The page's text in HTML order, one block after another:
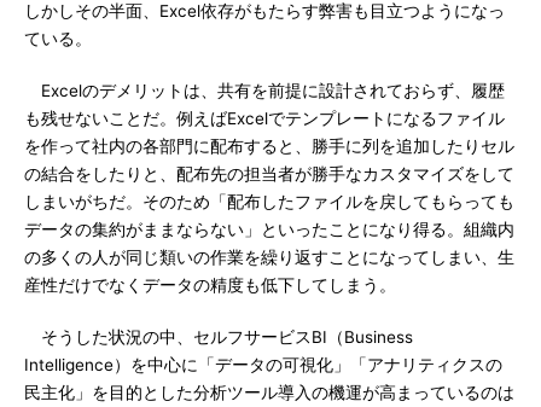
しかしその半面、Excel依存がもたらす弊害も目立つようになっ
ている。
Excelのデメリットは、共有を前提に設計されておらず、履歴
も残せないことだ。例えばExcelでテンプレートになるファイル
を作って社内の各部門に配布すると、勝手に列を追加したりセル
の結合をしたりと、配布先の担当者が勝手なカスタマイズをして
しまいがちだ。そのため「配布したファイルを戻してもらっても
データの集約がままならない」といったことになり得る。組織内
の多くの人が同じ類いの作業を繰り返すことになってしまい、生
産性だけでなくデータの精度も低下してしまう。
そうした状況の中、セルフサービスBI（Business
Intelligence）を中心に「データの可視化」「アナリティクスの
民主化」を目的とした分析ツール導入の機運が高まっているのは